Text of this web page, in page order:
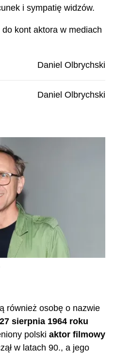
i sympatię widzów.
kont aktora w mediach
Daniel Olbrychski
Daniel Olbrychski
również osobę o nazwie
sierpnia 1964 roku
polski aktor filmowy
w latach 90., a jego